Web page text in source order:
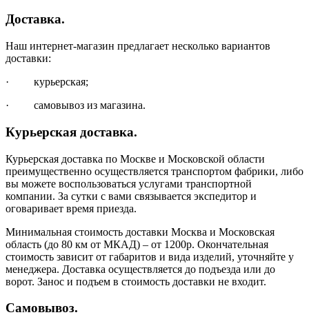
Доставка.
Наш интернет-магазин предлагает несколько вариантов
доставки:
· курьерская;
· самовывоз из магазина.
Курьерская доставка.
Курьерская доставка по Москве и Московской области
преимущественно осуществляется транспортом фабрики, либо
вы можете воспользоваться услугами транспортной
компании. За сутки с вами связывается экспедитор и
оговаривает время приезда.
Минимальная стоимость доставки Москва и Московская
область (до 80 км от МКАД) – от 1200р. Окончательная
стоимость зависит от габаритов и вида изделий, уточняйте у
менеджера. Доставка осуществляется до подъезда или до
ворот. Занос и подъем в стоимость доставки не входит.
Самовывоз.